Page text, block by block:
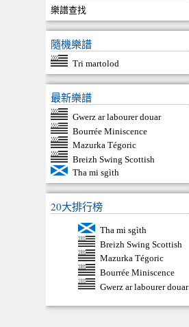
樂譜查找
隨機樂譜
Tri martolod
最新樂譜
Gwerz ar labourer douar
Bourrée Miniscence
Mazurka Tégoric
Breizh Swing Scottish
Tha mi sgìth
20大排行榜
Tha mi sgìth
Breizh Swing Scottish
Mazurka Tégoric
Bourrée Miniscence
Gwerz ar labourer douar